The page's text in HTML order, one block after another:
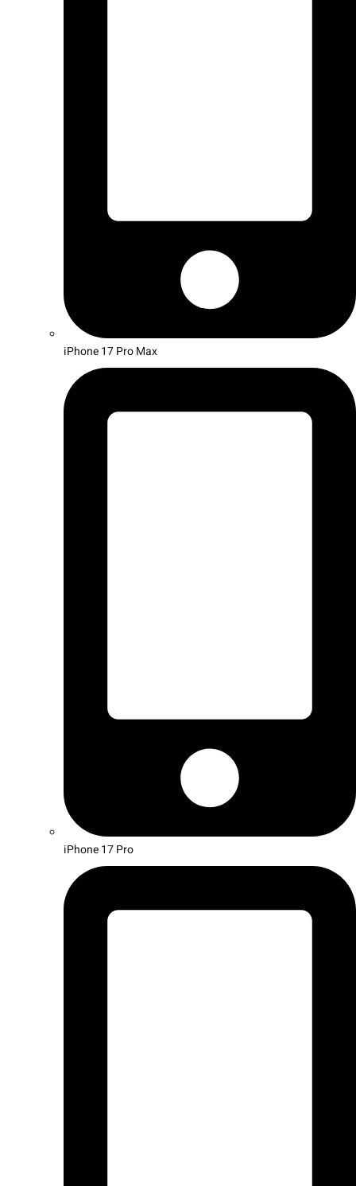
iPhone 17 Pro Max
iPhone 17 Pro